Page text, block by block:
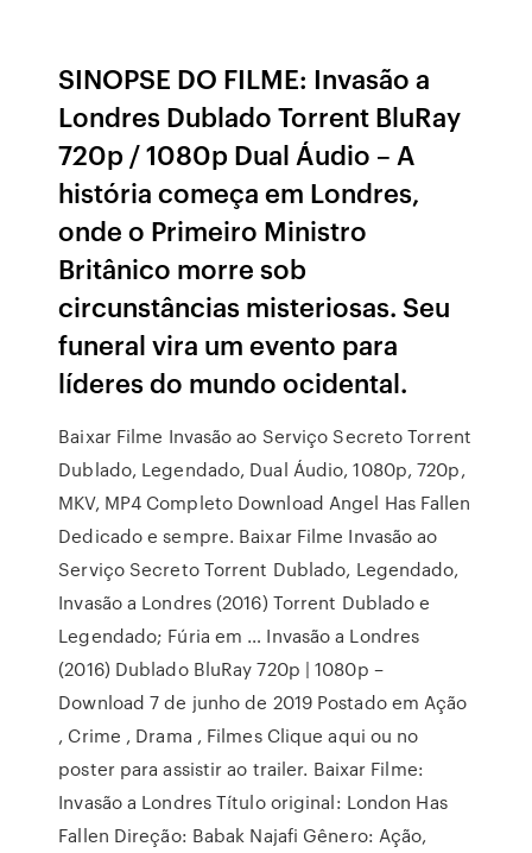
SINOPSE DO FILME: Invasão a
Londres Dublado Torrent BluRay
720p / 1080p Dual Áudio – A
história começa em Londres,
onde o Primeiro Ministro
Britânico morre sob
circunstâncias misteriosas. Seu
funeral vira um evento para
líderes do mundo ocidental.
Baixar Filme Invasão ao Serviço Secreto Torrent
Dublado, Legendado, Dual Áudio, 1080p, 720p,
MKV, MP4 Completo Download Angel Has Fallen
Dedicado e sempre. Baixar Filme Invasão ao
Serviço Secreto Torrent Dublado, Legendado,
Invasão a Londres (2016) Torrent Dublado e
Legendado; Fúria em … Invasão a Londres
(2016) Dublado BluRay 720p | 1080p –
Download 7 de junho de 2019 Postado em Ação
, Crime , Drama , Filmes Clique aqui ou no
poster para assistir ao trailer. Baixar Filme:
Invasão a Londres Título original: London Has
Fallen Direção: Babak Najafi Gênero: Ação,